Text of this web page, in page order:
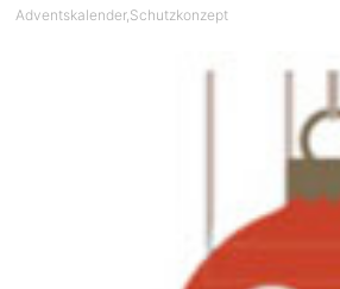
Adventskalender,Schutzkonzept